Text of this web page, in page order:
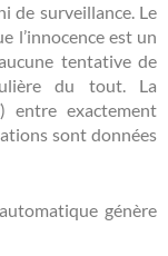
de surveillance. Le
l’innocence est un
tentative de
du tout. La
entre exactement
sont données
génère